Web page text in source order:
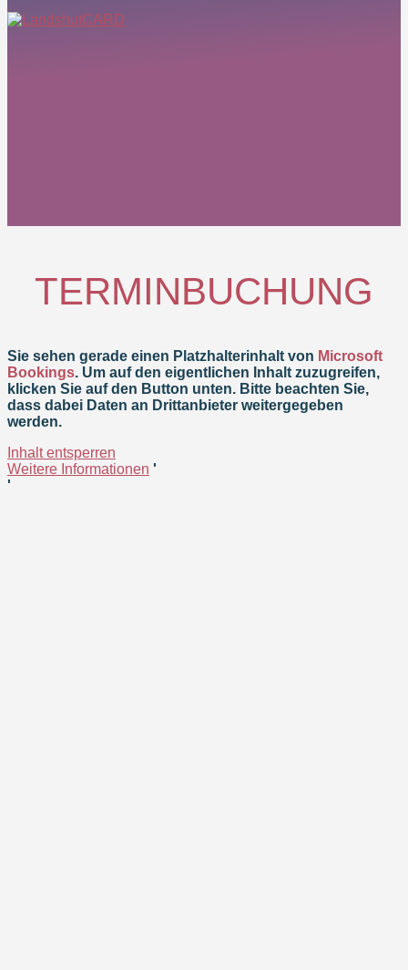
TERMINBUCHUNG
Sie sehen gerade einen Platzhalterinhalt von Microsoft
Bookings. Um auf den eigentlichen Inhalt zuzugreifen,
klicken Sie auf den Button unten. Bitte beachten Sie,
dass dabei Daten an Drittanbieter weitergegeben
werden.
Inhalt entsperren
Weitere Informationen '
'